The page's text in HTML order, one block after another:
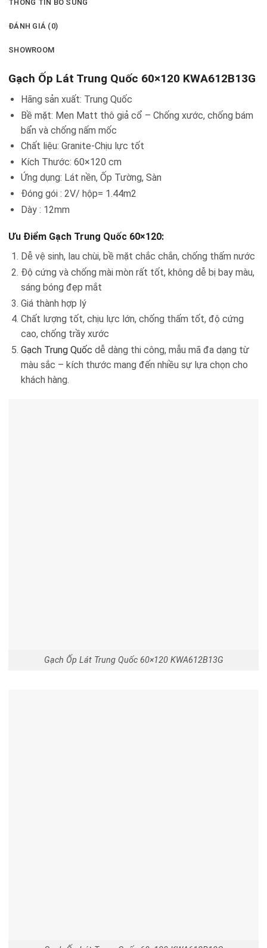
THÔNG TIN BỔ SUNG
ĐÁNH GIÁ (0)
SHOWROOM
Gạch Ốp Lát Trung Quốc 60×120 KWA612B13G
Hãng sản xuất: Trung Quốc
Bề mặt: Men Matt thô giả cổ – Chống xước, chống bám
bẩn và chống nấm mốc
Chất liệu: Granite-Chịu lực tốt
Kích Thước: 60×120 cm
Ứng dụng: Lát nền, Ốp Tường, Sàn
Đóng gói : 2V/ hộp= 1.44m2
Dày : 12mm
Ưu Điểm Gạch Trung Quốc 60×120:
Dễ vệ sinh, lau chùi, bề mặt chắc chắn, chống thấm nước
Độ cứng và chống mài mòn rất tốt, không dễ bị bay màu,
sáng bóng đẹp mắt
Giá thành hợp lý
Chất lượng tốt, chịu lực lớn, chống thấm tốt, độ cứng
cao, chống trầy xước
Gạch Trung Quốc dễ dàng thi công, mẫu mã đa dạng từ
màu sắc – kích thước mang đến nhiều sự lựa chọn cho
khách hàng.
Gạch Ốp Lát Trung Quốc 60×120 KWA612B13G